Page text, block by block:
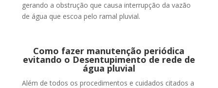
gerando a obstrução que causa interrupção da vazão
de água que escoa pelo ramal pluvial.
Como fazer manutenção periódica
evitando o Desentupimento de rede de
água pluvial
Além de todos os procedimentos e cuidados citados a